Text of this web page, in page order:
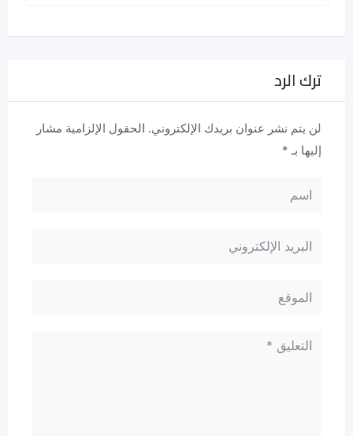
ترك الرد
لن يتم نشر عنوان بريدك الإلكتروني. الحقول الإلزامية مشار
إليها بـ *